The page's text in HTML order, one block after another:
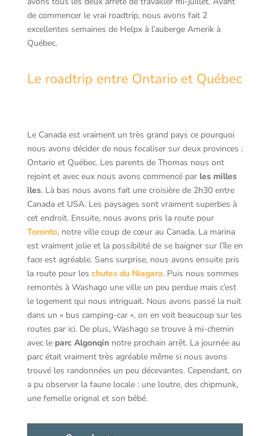
de commencer le vrai roadtrip, nous avons fait 2
excellentes semaines de Helpx à l’auberge Amerik à
Québec.
Le roadtrip entre Ontario et Québec
Le Canada est vraiment un très grand pays ce pourquoi
nous avons décider de nous focaliser sur deux provinces :
Ontario et Québec. Les parents de Thomas nous ont
rejoint et avec eux nous avons commencé par les milles
iles. Là bas nous avons fait une croisière de 2h30 entre
Canada et USA. Les paysages sont vraiment superbes à
cet endroit. Ensuite, nous avons pris la route pour
Toronto, notre ville coup de cœur au Canada. La marina
est vraiment jolie et la possibilité de se baigner sur l’île en
face est agréable. Sans surprise, nous avons ensuite pris
la route pour les chutes du Niagara. Puis nous sommes
remontés à Washago une ville un peu perdue mais c’est
le logement qui nous intriguait. Nous avons passé la nuit
dans un « bus camping-car », on en voit beaucoup sur les
routes par ici. De plus, Washago se trouve à mi-chemin
avec le parc Algonqinnotre prochain arrêt. La journée au
parc était vraiment très agréable même si nous avons
trouvé les randonnées un peu décevantes. Cependant, on
a pu observer la faune locale : une loutre, des chipmunk,
une femelle orignal et son bébé.